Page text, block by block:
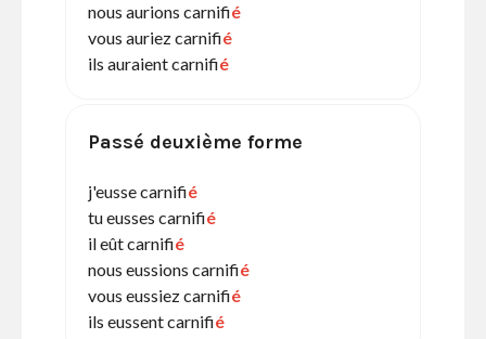
nous aurions carnifié
vous auriez carnifié
ils auraient carnifié
Passé deuxième forme
j'eusse carnifié
tu eusses carnifié
il eût carnifié
nous eussions carnifié
vous eussiez carnifié
ils eussent carnifié